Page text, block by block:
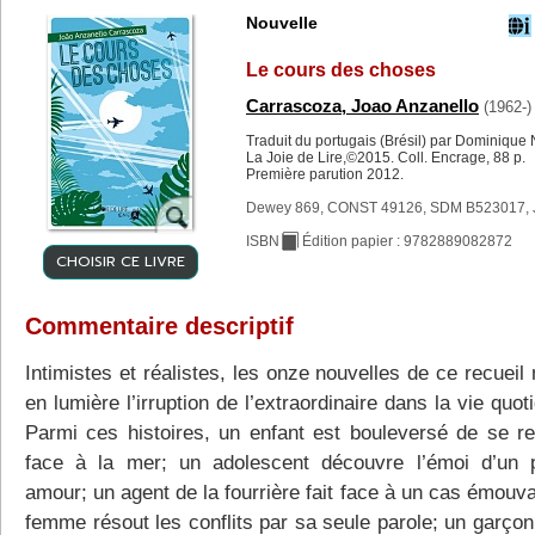
CHOISIR CE LIVRE
Nouvelle
Le cours des choses
Carrascoza, Joao Anzanello (1962-)
Traduit du portugais (Brésil) par Dominique
La Joie de Lire,©2015. Coll. Encrage, 88 p.
Première parution 2012.
Dewey 869, CONST 49126, SDM B523017,
ISBN Édition papier : 9782889082872
Commentaire descriptif
Intimistes et réalistes, les onze nouvelles de ce recueil
en lumière l’irruption de l’extraordinaire dans la vie
Parmi ces histoires, un enfant est bouleversé de se
face à la mer; un adolescent découvre l’émoi d’un
amour; un agent de la fourrière fait face à un cas
femme résout les conflits par sa seule parole; un